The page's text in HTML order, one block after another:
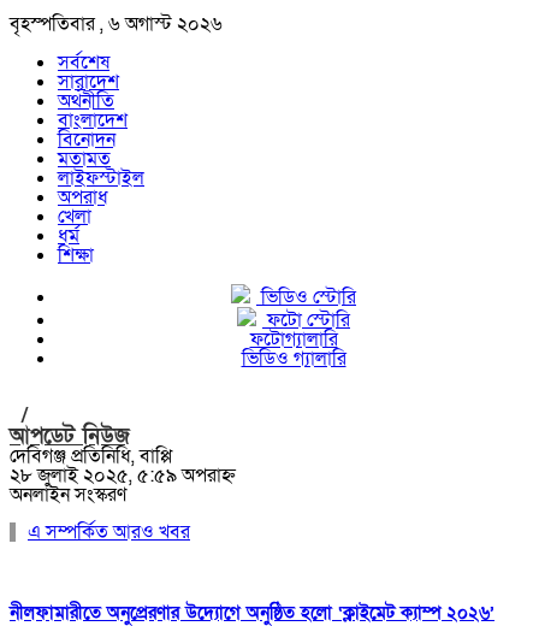
বৃহস্পতিবার , ৬ অগাস্ট ২০২৬
সর্বশেষ
সারাদেশ
অর্থনীতি
বাংলাদেশ
বিনোদন
মতামত
লাইফস্টাইল
অপরাধ
খেলা
ধর্ম
শিক্ষা
ভিডিও স্টোরি
ফটো স্টোরি
ফটোগ্যালারি
ভিডিও গ্যালারি
/
আপডেট নিউজ
দেবিগঞ্জ প্রতিনিধি, বাপ্পি
২৮ জুলাই ২০২৫, ৫:৫৯ অপরাহ্ন
অনলাইন সংস্করণ
এ সম্পর্কিত আরও খবর
নীলফামারীতে অনুপ্রেরণার উদ্যোগে অনুষ্ঠিত হলো ‘ক্লাইমেট ক্যাম্প ২০২৬’